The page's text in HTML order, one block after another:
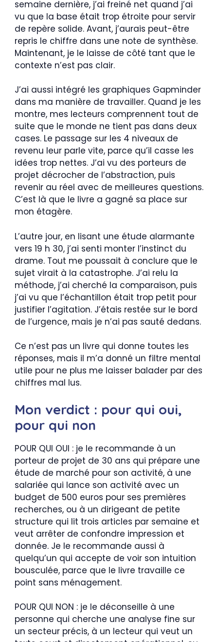
semaine dernière, j’ai freiné net quand j’ai
vu que la base était trop étroite pour servir
de repère solide. Avant, j’aurais peut-être
repris le chiffre dans une note de synthèse.
Maintenant, je le laisse de côté tant que le
contexte n’est pas clair.
J’ai aussi intégré les graphiques Gapminder
dans ma manière de travailler. Quand je les
montre, mes lecteurs comprennent tout de
suite que le monde ne tient pas dans deux
cases. Le passage sur les 4 niveaux de
revenu leur parle vite, parce qu’il casse les
idées trop nettes. J’ai vu des porteurs de
projet décrocher de l’abstraction, puis
revenir au réel avec de meilleures questions.
C’est là que le livre a gagné sa place sur
mon étagère.
L’autre jour, en lisant une étude alarmante
vers 19 h 30, j’ai senti monter l’instinct du
drame. Tout me poussait à conclure que le
sujet virait à la catastrophe. J’ai relu la
méthode, j’ai cherché la comparaison, puis
j’ai vu que l’échantillon était trop petit pour
justifier l’agitation. J’étais restée sur le bord
de l’urgence, mais je n’ai pas sauté dedans.
Ce n’est pas un livre qui donne toutes les
réponses, mais il m’a donné un filtre mental
utile pour ne plus me laisser balader par des
chiffres mal lus.
Mon verdict : pour qui oui,
pour qui non
POUR QUI OUI : je le recommande à un
porteur de projet de 30 ans qui prépare une
étude de marché pour son activité, à une
salariée qui lance son activité avec un
budget de 500 euros pour ses premières
recherches, ou à un dirigeant de petite
structure qui lit trois articles par semaine et
veut arrêter de confondre impression et
donnée. Je le recommande aussi à
quelqu’un qui accepte de voir son intuition
bousculée, parce que le livre travaille ce
point sans ménagement.
POUR QUI NON : je le déconseille à une
personne qui cherche une analyse fine sur
un secteur précis, à un lecteur qui veut un